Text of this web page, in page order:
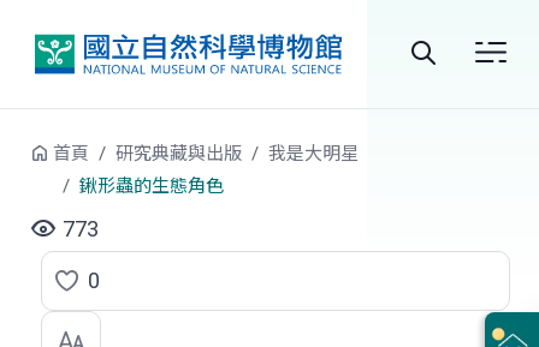
首頁 研究典藏與出版
我是大明星
鍬形蟲的生態角色
773
點
0